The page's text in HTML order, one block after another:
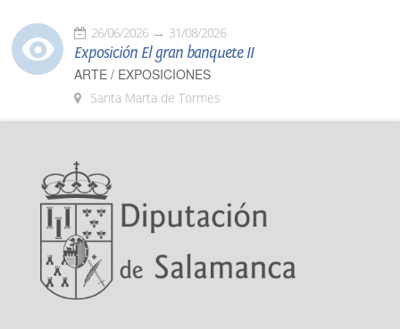
26/06/2026 31/08/2026
Exposición El gran banquete II
ARTE / EXPOSICIONES
Santa Marta de Tormes